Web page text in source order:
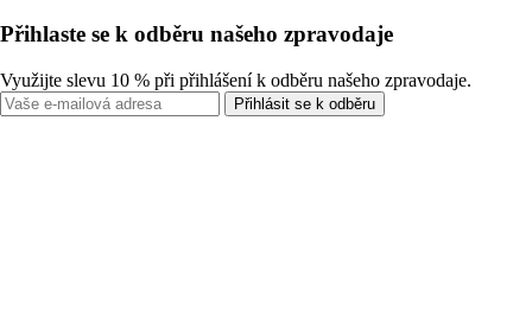
Přihlaste se k odběru našeho zpravodaje
Využijte slevu 10 % při přihlášení k odběru našeho zpravodaje.
Přihlásit se k odběru